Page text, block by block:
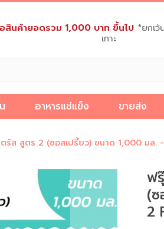
สินค้ายอดรวม 1,000 บาท ขึ้นไป*ยกเว้
เกาะ
วิธี
การ แจ้ง
เกี่ยว
เรา
อาหารแช่แข็ง ขายส่ง
รัส สูตร 2 (ซอสเปรี้ยว) ขนาด 1,000 ม
ฟ
(
2